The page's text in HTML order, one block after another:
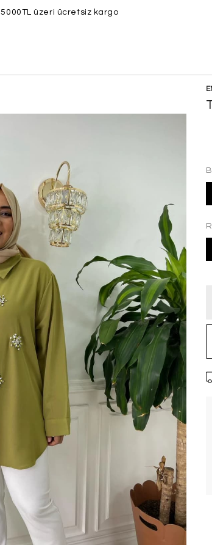
5000TL üzeri ücretsiz kargo